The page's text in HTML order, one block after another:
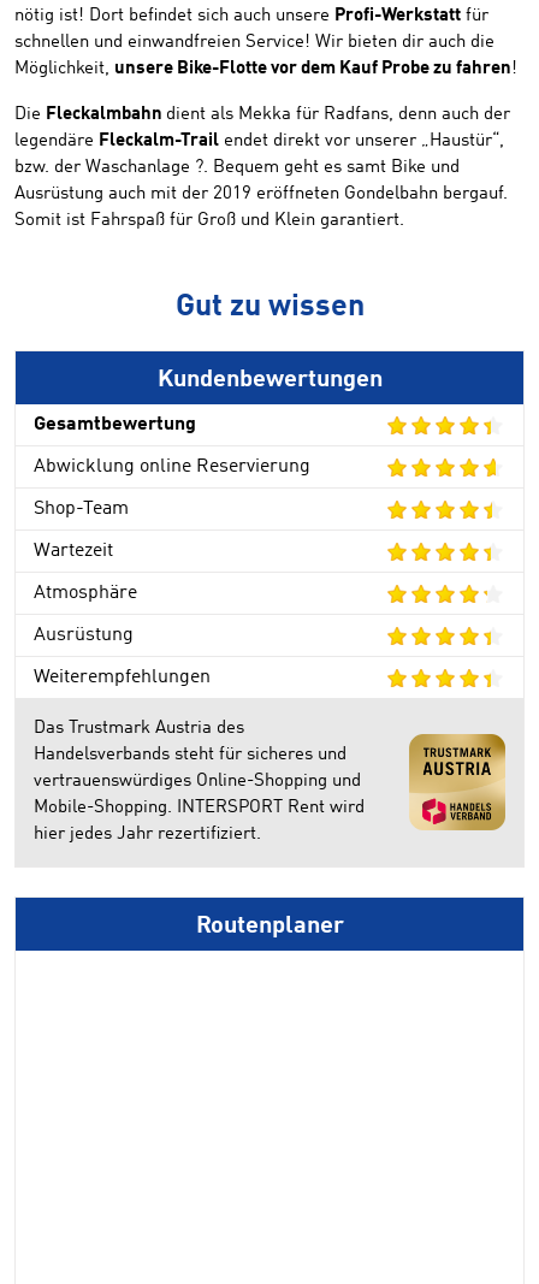
nötig ist! Dort befindet sich auch unsere Profi-Werkstatt für
schnellen und einwandfreien Service! Wir bieten dir auch die
Möglichkeit, unsere Bike-Flotte vor dem Kauf Probe zu fahren !
Die Fleckalmbahn dient als Mekka für Radfans, denn auch der
legendäre Fleckalm-Trail endet direkt vor unserer „Haustür“,
bzw. der Waschanlage ?. Bequem geht es samt Bike und
Ausrüstung auch mit der 2019 eröffneten Gondelbahn bergauf.
Somit ist Fahrspaß für Groß und Klein garantiert.
Gut zu wissen
Kundenbewertungen
Gesamtbewertung
Abwicklung online Reservierung
Shop-Team
Wartezeit
Atmosphäre
Ausrüstung
Weiterempfehlungen
Das Trustmark Austria des
Handelsverbands steht für sicheres und
vertrauenswürdiges Online-Shopping und
Mobile-Shopping. INTERSPORT Rent wird
hier jedes Jahr rezertifiziert.
Routenplaner